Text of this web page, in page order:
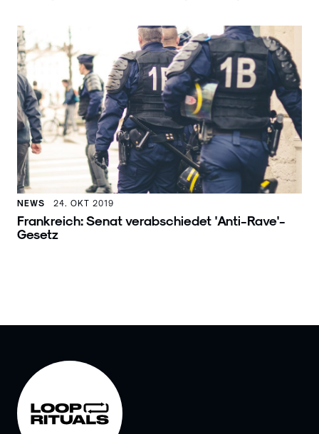
NEWS 24. OKT 2019
Frankreich: Senat verabschiedet 'Anti-Rave'-
Gesetz